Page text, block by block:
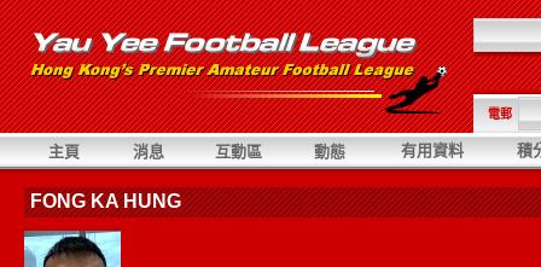
電郵
主頁 消息 互動區 動態 有用資料 積
FONG KA HUNG